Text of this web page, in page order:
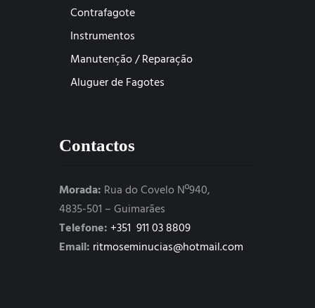
Contrafagote
Instrumentos
Manutenção / Reparação
Aluguer de Fagotes
Contactos
Morada: Rua do Covelo Nº940,
4835-501 – Guimarães
Telefone: +351 911 03 8809
Email: ritmoseminucias@hotmail.com